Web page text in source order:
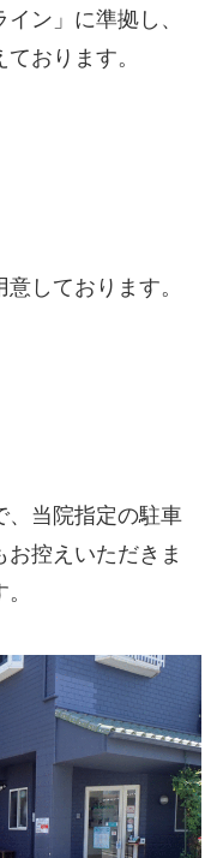
ン」に準拠し、
おります。
しております。
、当院指定の駐車
控えいただきま